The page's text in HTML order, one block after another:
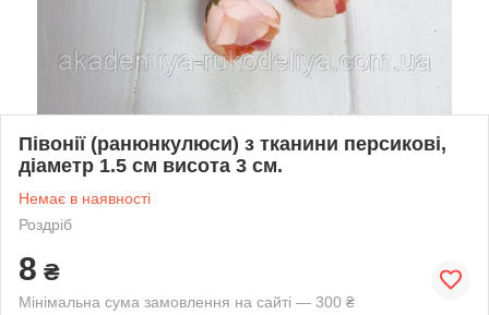
Півонії (ранюнкулюси) з тканини персикові,
діаметр 1.5 см висота 3 см.
Немає в наявності
Роздріб
8 ₴
Мінімальна сума замовлення на сайті — 300 ₴